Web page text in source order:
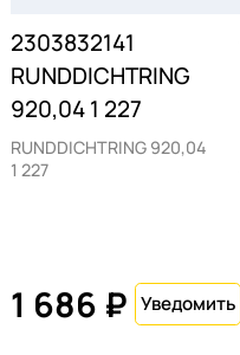
2303832141
RUNDDICHTRING
920,04 1 227
RUNDDICHTRING 920,04
1 227
1 686 ₽